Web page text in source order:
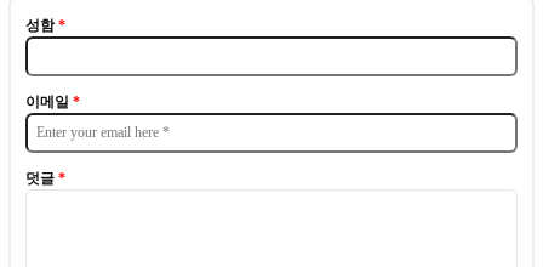
성함*
이메일 *
덧글 *